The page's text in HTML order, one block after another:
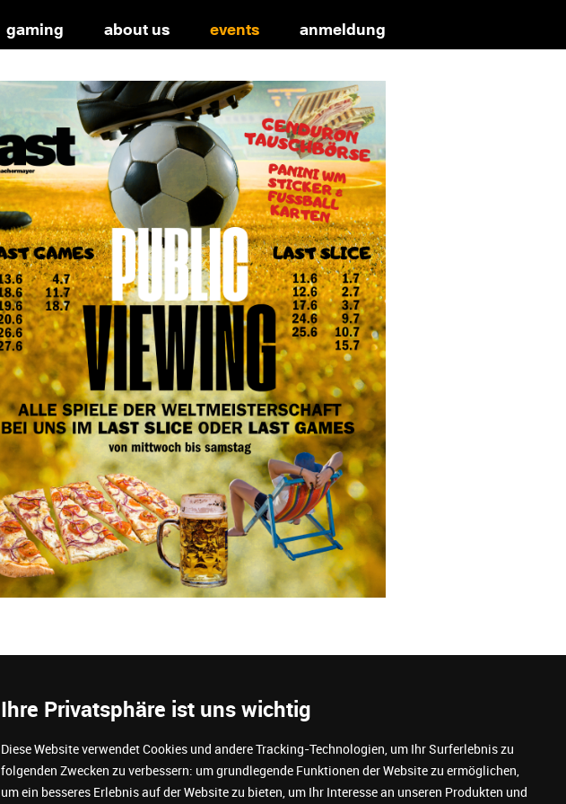
Ihre Privatsphäre ist uns wichtig
Diese Website verwendet Cookies und andere Tracking-Technologien, um Ihr Surferlebnis zu
folgenden Zwecken zu verbessern: um grundlegende Funktionen der Website zu ermöglichen,
um ein besseres Erlebnis auf der Website zu bieten, um Ihr Interesse an unseren Produkten und
gaming about us events anmeldung
agb